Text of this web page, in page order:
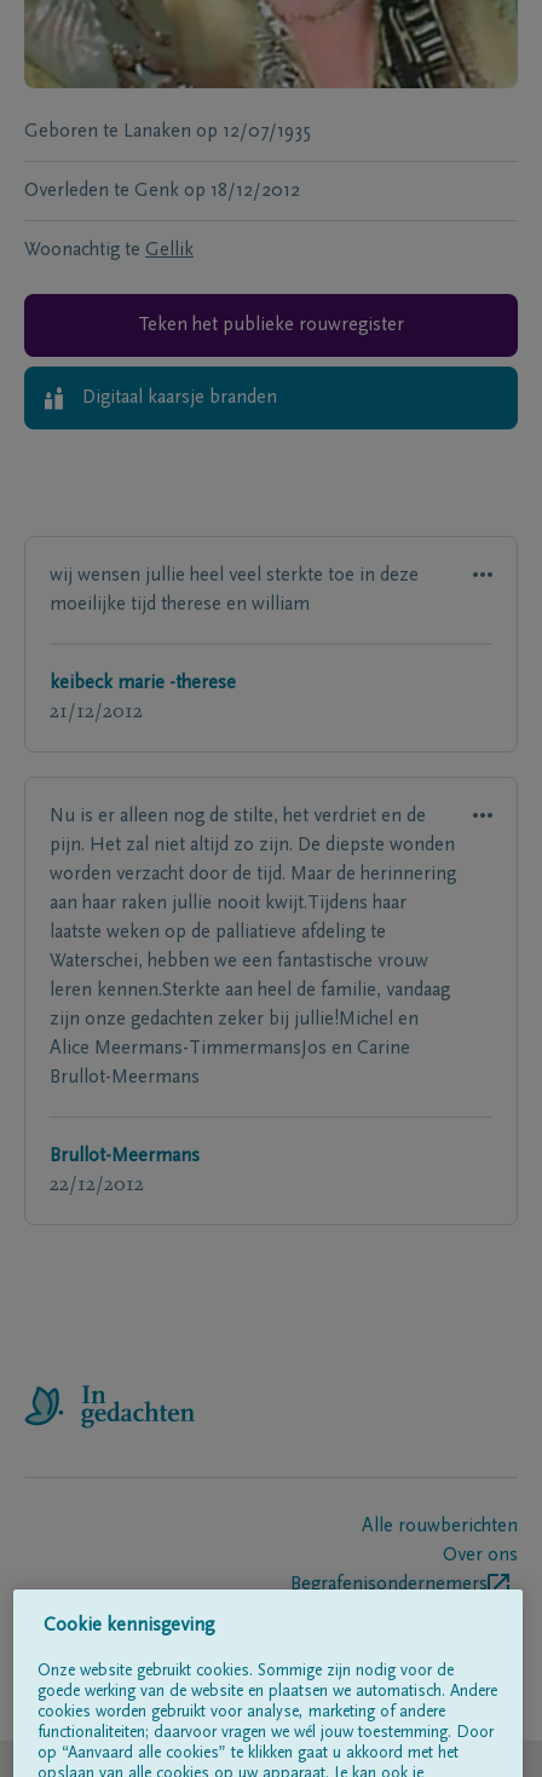
Geboren te Lanaken op 12/07/1935
Overleden te Genk op 18/12/2012
Woonachtig te Gellik
Teken het publieke rouwregister
Digitaal kaarsje branden
wij wensen jullie heel veel sterkte toe in deze
moeilijke tijd therese en william
keibeck marie -therese
21/12/2012
Nu is er alleen nog de stilte, het verdriet en de
pijn. Het zal niet altijd zo zijn. De diepste wonden
worden verzacht door de tijd. Maar de herinnering
aan haar raken jullie nooit kwijt.Tijdens haar
laatste weken op de palliatieve afdeling te
Waterschei, hebben we een fantastische vrouw
leren kennen.Sterkte aan heel de familie, vandaag
zijn onze gedachten zeker bij jullie!Michel en
Alice Meermans-TimmermansJos en Carine
Brullot-Meermans
Brullot-Meermans
22/12/2012
Alle rouwberichten
Over ons
Begrafenisondernemers
Volg ons op
© DELA
Cookie kennisgeving
Onze website gebruikt cookies. Sommige zijn nodig voor de
goede werking van de website en plaatsen we automatisch. Andere
cookies worden gebruikt voor analyse, marketing of andere
functionaliteiten; daarvoor vragen we wél jouw toestemming. Door
op “Aanvaard alle cookies” te klikken gaat u akkoord met het